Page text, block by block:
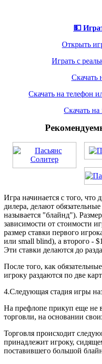
💵
Открыть
Играть с
Скачать
Скачать на телефон
Скачать
Игра начинается с того, что
дилера, делают
называется "блайнд").
зависимости от стоимости
размер ставки первого
или small blind), а второго -
Эти ставки делаются до
После того, как
игроку раздаются по две
4.Следующая стадия игры
На префлопе прикуп еще не
торговли, на основании
Торговля происходит
принадлежит игроку,
поставившего большой